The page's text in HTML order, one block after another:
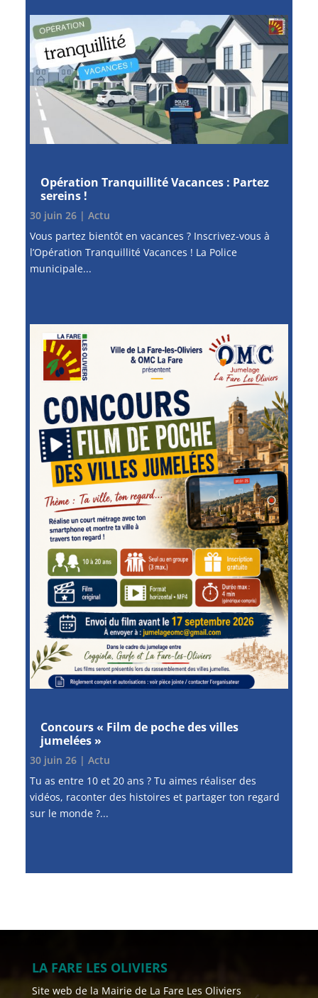
Opération Tranquillité Vacances : Partez
sereins !
30 juin 26| Actu
Vous partez bientôt en vacances ? Inscrivez-vous à
l’Opération Tranquillité Vacances ! La Police
municipale...
Concours « Film de poche des villes
jumelées »
30 juin 26| Actu
Tu as entre 10 et 20 ans ? Tu aimes réaliser des
vidéos, raconter des histoires et partager ton regard
sur le monde ?...
LA FARE LES OLIVIERS
Site web de la Mairie de La Fare Les Oliviers